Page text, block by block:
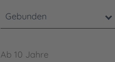
Gebunden
Ab 10 Jahre